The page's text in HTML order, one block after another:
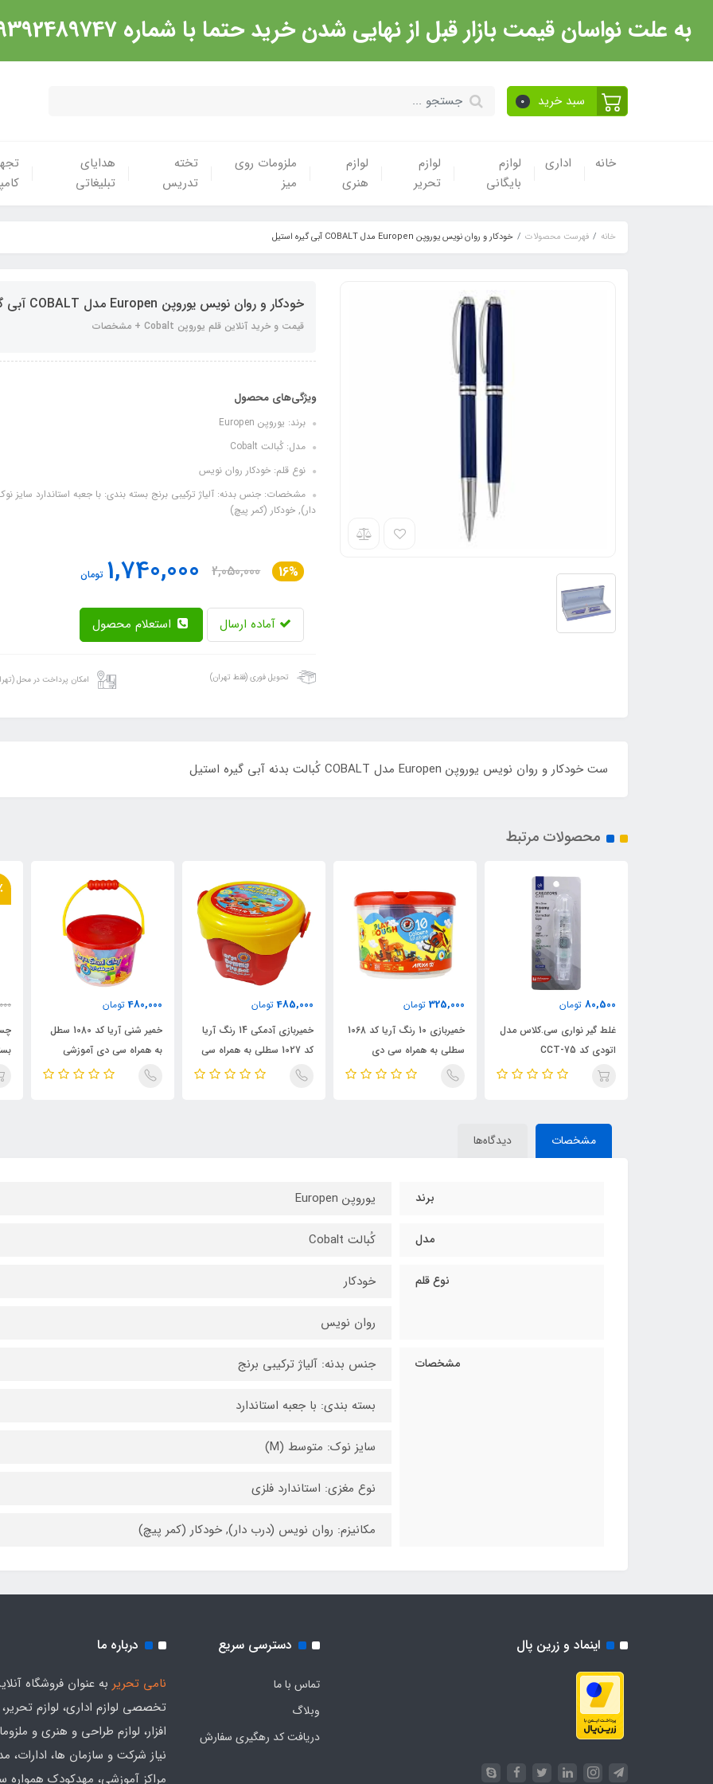
به علت نواسان قیمت بازار قبل از نهایی شدن خرید حتما با شماره 09392489747 تماس گرفته شود. ارادت
سبد خرید 0
خانه اداری
لوازم
بایگانی
لوازم
تحریر
لوازم
هنری
ملزومات روی
میز
تخته
تدریس
هدایای
تبلیغاتی
خانه فهرست محصولات خودکار و روان نویس یوروپن Europen مدل COBALT آبی گیره استیل
خودکار و روان نویس یوروپن Europen مدل COBALT آبی گیره استیل
قیمت و خرید آنلاین قلم یوروپن Cobalt + مشخصات
ویژگی‌های محصول
برند: یوروپن Europen
مدل: کُبالت Cobalt
نوع قلم: خودکار روان نویس
دار), خودکار (کمر پیچ)
16%
2,050,000
1,740,000 تومان
آماده ارسال
تحویل فوری (فقط تهران) امکان پرداخت در محل
ست خودکار و روان نویس یوروپن Europen مدل COBALT کُبالت بدنه آبی گیره استیل
محصولات مرتبط
80,500 تومان
غلط گیر نواری سی.کلاس مدل
اتودی کد CCT-75
325,000 تومان
خمیربازی 10 رنگ آریا کد 1068
سطلی به همراه سی دی
آموزشی
485,000 تومان
خمیربازی آدمکی 14 رنگ آریا
کد 1027 سطلی به همراه سی
دی آموزشی
480,000 تومان
خمیر شنی آریا کد 1080 سطل
به همراه سی دی آموزشی
بسته
مشخصات دیدگاه‌ها
برند یوروپن Europen
مدل کُبالت Cobalt
نوع قلم خودکار
روان نویس
مشخصات جنس بدنه: آلیاژ ترکیبی برنج
بسته بندی: با جعبه استاندارد
سایز نوک: متوسط (M)
نوع مغزی: استاندارد فلزی
مکانیزم: روان نویس (درب دار), خودکار (کمر پیچ)
اینماد و زرین پال دسترسی سریع
تماس با ما
وبلاگ
دریافت کد رهگیری سفارش
درباره ما
نامی تحریر به عنوان فروشگاه
تخصصی لوازم اداری، لوازم
افزار، لوازم طراحی و هنری و
نیاز شرکت و سازمان ها، ادارات،
مراکز آموزشی، مهدکودک همواره